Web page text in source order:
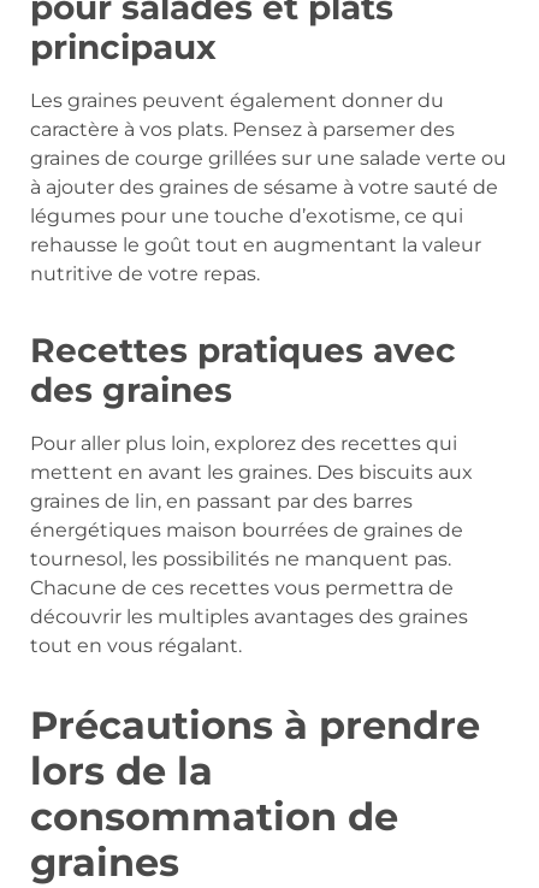
principaux
Les graines peuvent également donner du
caractère à vos plats. Pensez à parsemer des
graines de courge grillées sur une salade verte ou
à ajouter des graines de sésame à votre sauté de
légumes pour une touche d’exotisme, ce qui
rehausse le goût tout en augmentant la valeur
nutritive de votre repas.
Recettes pratiques avec
des graines
Pour aller plus loin, explorez des recettes qui
mettent en avant les graines. Des biscuits aux
graines de lin, en passant par des barres
énergétiques maison bourrées de graines de
tournesol, les possibilités ne manquent pas.
Chacune de ces recettes vous permettra de
découvrir les multiples avantages des graines
tout en vous régalant.
Précautions à prendre
lors de la
consommation de
graines